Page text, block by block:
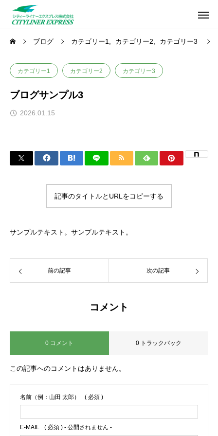
ブログ カテゴリー1 カテゴリー2 カテゴリー3
カテゴリー1 カテゴリー2 カテゴリー3
ブログサンプル3
2026.01.15
記事のタイトルとURLをコピーする
サンプルテキスト。サンプルテキスト。
前の記事 次の記事
コメント
0 コメント 0 トラックバック
この記事へのコメントはありません。
名前（例：山田 太郎） ( 必須 )
E-MAIL ( 必須 ) - 公開されません -